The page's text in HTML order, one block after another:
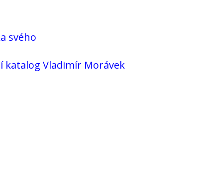
svého
katalog Vladimír Morávek